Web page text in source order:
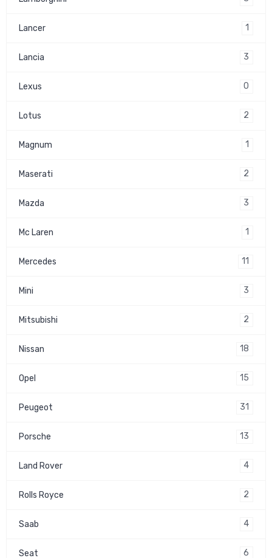
Lancer 1
Lancia 3
Lexus 0
Lotus 2
Magnum 1
Maserati 2
Mazda 3
Mc Laren 1
Mercedes 11
Mini 3
Mitsubishi 2
Nissan 18
Opel 15
Peugeot 31
Porsche 13
Land Rover 4
Rolls Royce 2
Saab 4
Seat 6